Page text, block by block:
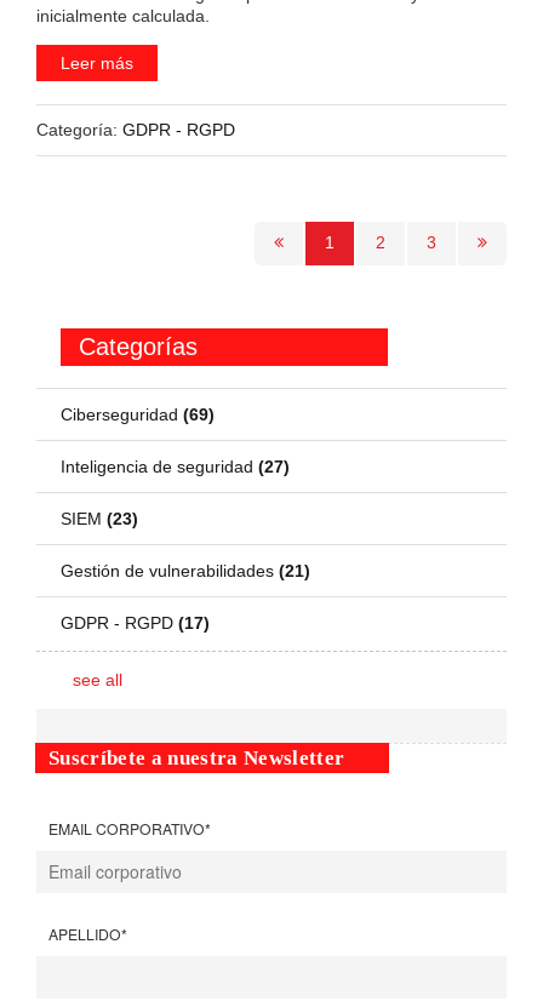
inicialmente calculada.
Leer más
Categoría: GDPR - RGPD
1 2 3
Categorías
Ciberseguridad (69)
Inteligencia de seguridad (27)
SIEM (23)
Gestión de vulnerabilidades (21)
GDPR - RGPD (17)
see all
Suscríbete a nuestra Newsletter
EMAIL CORPORATIVO*
APELLIDO*